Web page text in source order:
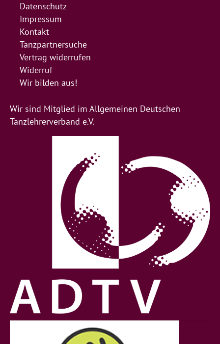
Datenschutz
Impressum
Kontakt
Tanzpartnersuche
Vertrag widerrufen
Widerruf
Wir bilden aus!
Wir sind Mitglied im Allgemeinen Deutschen
Tanzlehrerverband e.V.